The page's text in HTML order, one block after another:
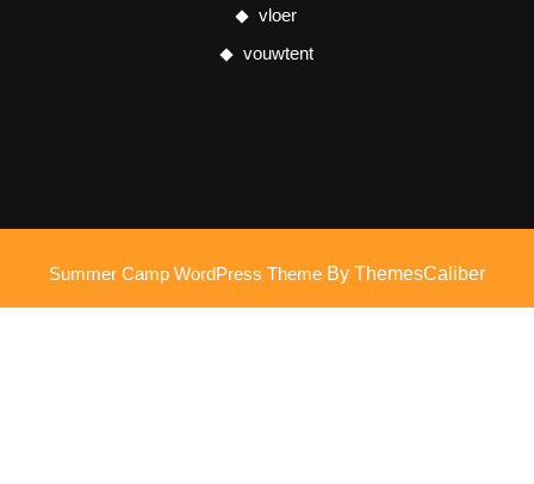
vloer
vouwtent
Summer Camp WordPress Theme By ThemesCaliber